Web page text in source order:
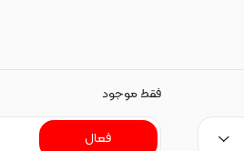
فقط موجود
فعال